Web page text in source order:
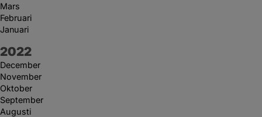
Mars
Februari
Januari
År:
2022
December
November
Oktober
September
Augusti